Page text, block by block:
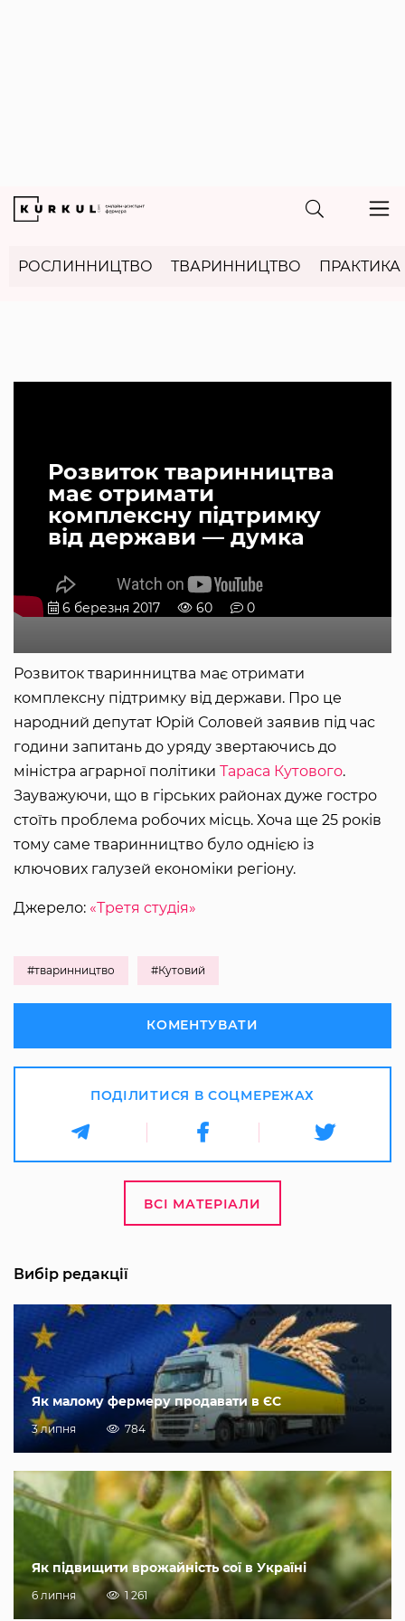
РОСЛИННИЦТВО ТВАРИННИЦТВО ПРАКТИКА
Розвиток тваринництва
має отримати
комплексну підтримку
від держави — думка
6 березня 2017 60 0
Розвиток тваринництва має отримати
комплексну підтримку від держави. Про це
народний депутат Юрій Соловей заявив під час
години запитань до уряду звертаючись до
міністра аграрної політики Тараса Кутового.
Зауважуючи, що в гірських районах дуже гостро
стоїть проблема робочих місць. Хоча ще 25 років
тому саме тваринництво було однією із
ключових галузей економіки регіону.
Джерело: «Третя студія»
#тваринництво #Кутовий
КОМЕНТУВАТИ
ПОДІЛИТИСЯ В СОЦМЕРЕЖАХ
ВСІ МАТЕРІАЛИ
Вибір редакції
Як малому фермеру продавати в ЄС
3 липня 784
Як підвищити врожайність сої в Україні
6 липня 1 261